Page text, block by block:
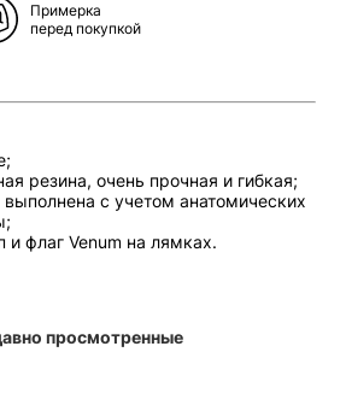
Примерка
перед покупкой
резина, очень прочная и гибкая;
с учетом анатомических
и флаг Venum на лямках.
просмотренные